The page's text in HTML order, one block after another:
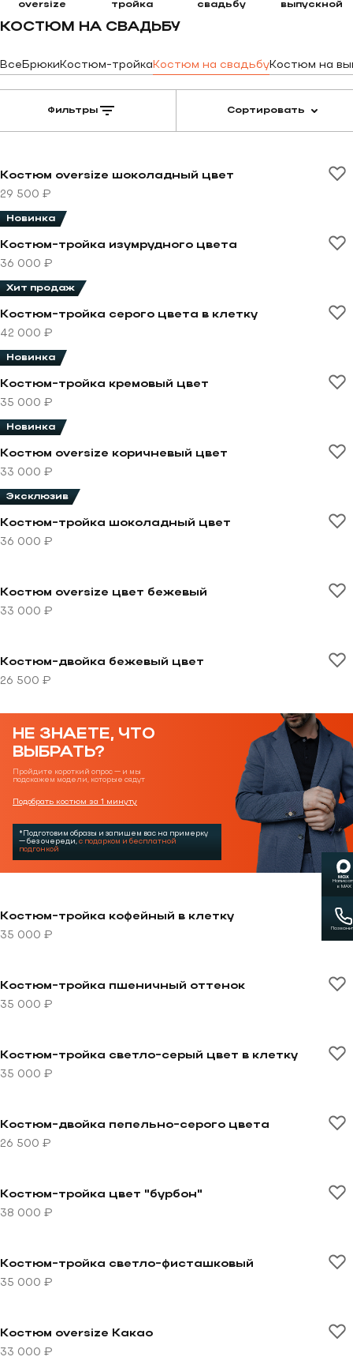
oversize
тройка
свадьбу
выпускной
КОСТЮМ НА СВАДЬБУ
ВсеБрюкиКостюм-тройкаКостюм на свадьбуКостюм на
Фильтры Сортировать
Перейти к товару Костюм oversize шоколадный цвет
Костюм oversize шоколадный цвет
29 500 ₽
Перейти к товару Костюм-тройка изумрудного цвета
Новинка
Костюм-тройка изумрудного цвета
36 000 ₽
Перейти к товару Костюм-тройка серого цвета в
Хит продаж
Костюм-тройка серого цвета в клетку
42 000 ₽
Новинка
Костюм-тройка кремовый цвет
35 000 ₽
Перейти к товару Костюм oversize коричневый цвет
Новинка
Костюм oversize коричневый цвет
33 000 ₽
Перейти к товару Костюм-тройка шоколадный цвет
Эксклюзив
Костюм-тройка шоколадный цвет
36 000 ₽
Костюм oversize цвет бежевый
33 000 ₽
Костюм-двойка бежевый цвет
26 500 ₽
НЕ ЗНАЕТЕ, ЧТО
ВЫБРАТЬ?
Пройдите короткий опрос — и мы
подскажем модели, которые сядут
Подобрать костюм за 1 минуту
*Подготовим образы и запишем вас на примерку
— без очереди, с подарком и бесплатной
подгонкой
Перейти к товару Костюм-тройка кофейный в клетку
Костюм-тройка кофейный в клетку
35 000 ₽
Перейти к товару Костюм-тройка пшеничный
Костюм-тройка пшеничный оттенок
35 000 ₽
Перейти к товару Костюм-тройка светло-серый цвет
Костюм-тройка светло-серый цвет в клетку
35 000 ₽
Перейти к товару Костюм-двойка пепельно-серого
Костюм-двойка пепельно-серого цвета
26 500 ₽
Костюм-тройка цвет "бурбон"
38 000 ₽
Перейти к товару Костюм-тройка светло-
Костюм-тройка светло-фисташковый
35 000 ₽
Костюм oversize Какао
33 000 ₽
в MAX